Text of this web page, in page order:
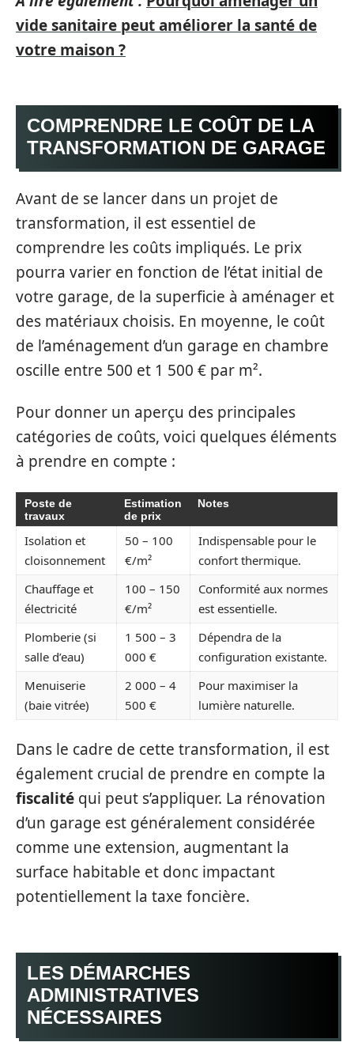
vide sanitaire peut améliorer la santé de
votre maison ?
COMPRENDRE LE COÛT DE LA
TRANSFORMATION DE GARAGE
Avant de se lancer dans un projet de
transformation, il est essentiel de
comprendre les coûts impliqués. Le prix
pourra varier en fonction de l’état initial de
votre garage, de la superficie à aménager et
des matériaux choisis. En moyenne, le coût
de l’aménagement d’un garage en chambre
oscille entre 500 et 1 500 € par m².
Pour donner un aperçu des principales
catégories de coûts, voici quelques éléments
à prendre en compte :
Poste de
travaux
Estimation
de prix
Notes
Isolation et
cloisonnement
50 – 100
€/m²
Indispensable pour le
confort thermique.
Chauffage et
électricité
100 – 150
€/m²
Conformité aux normes
est essentielle.
Plomberie (si
salle d’eau)
1 500 – 3
000 €
Dépendra de la
configuration existante.
Menuiserie
(baie vitrée)
2 000 – 4
500 €
Pour maximiser la
lumière naturelle.
Dans le cadre de cette transformation, il est
également crucial de prendre en compte la
fiscalité qui peut s’appliquer. La rénovation
d’un garage est généralement considérée
comme une extension, augmentant la
surface habitable et donc impactant
potentiellement la taxe foncière.
LES DÉMARCHES
ADMINISTRATIVES
NÉCESSAIRES